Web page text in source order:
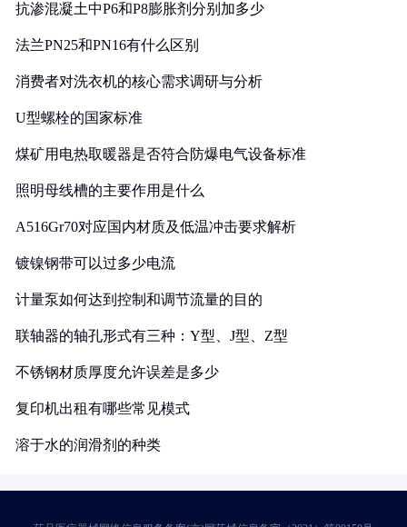
抗渗混凝土中P6和P8膨胀剂分别加多少
法兰PN25和PN16有什么区别
消费者对洗衣机的核心需求调研与分析
U型螺栓的国家标准
煤矿用电热取暖器是否符合防爆电气设备标准
照明母线槽的主要作用是什么
A516Gr70对应国内材质及低温冲击要求解析
镀镍钢带可以过多少电流
计量泵如何达到控制和调节流量的目的
联轴器的轴孔形式有三种：Y型、J型、Z型
不锈钢材质厚度允许误差是多少
复印机出租有哪些常见模式
溶于水的润滑剂的种类